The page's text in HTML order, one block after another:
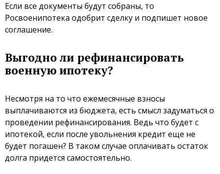
Если все документы будут собраны, то
Росвоенипотека одобрит сделку и подпишет новое
соглашение.
Выгодно ли рефинансировать
военную ипотеку?
Несмотря на то что ежемесячные взносы
выплачиваются из бюджета, есть смысл задуматься о
проведении рефинансирования. Ведь что будет с
ипотекой, если после увольнения кредит еще не
будет погашен? В таком случае оплачивать остаток
долга придется самостоятельно.